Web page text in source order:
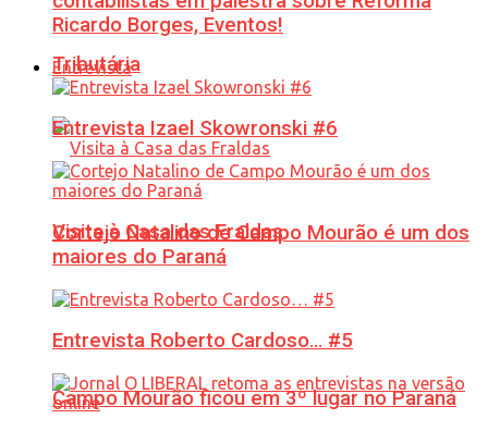
Tributária
Visita à Casa das Fraldas
Campo Mourão ficou em 3º lugar no Paraná
Ricardo Borges, Eventos!
Entrevista
Entrevista Izael Skowronski #6
Cortejo Natalino de Campo Mourão é um dos
maiores do Paraná
Entrevista Roberto Cardoso… #5